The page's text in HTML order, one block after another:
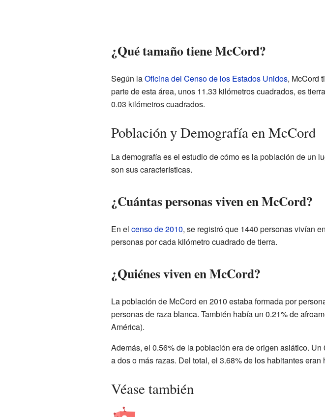
¿Qué tamaño tiene McCord?
Según laOficina del Censo de los Estados Unidos, McCord
parte de esta área, unos 11.33 kilómetros cuadrados, es
0.03 kilómetros cuadrados.
Población y Demografía en McCord
La demografía es el estudio de cómo es la población de un
son sus características.
¿Cuántas personas viven en McCord?
En el censo de 2010, se registró que 1440 personas vivían
personas por cada kilómetro cuadrado de tierra.
¿Quiénes viven en McCord?
La población de McCord en 2010 estaba formada por
personas de raza blanca. También había un 0.21% de
América).
Además, el 0.56% de la población era de origen asiático.
a dos o más razas. Del total, el 3.68% de los habitantes
Véase también